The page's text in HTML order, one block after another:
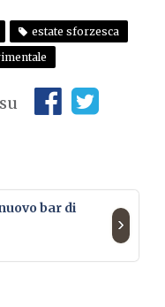
estate sforzesca
bar di
›